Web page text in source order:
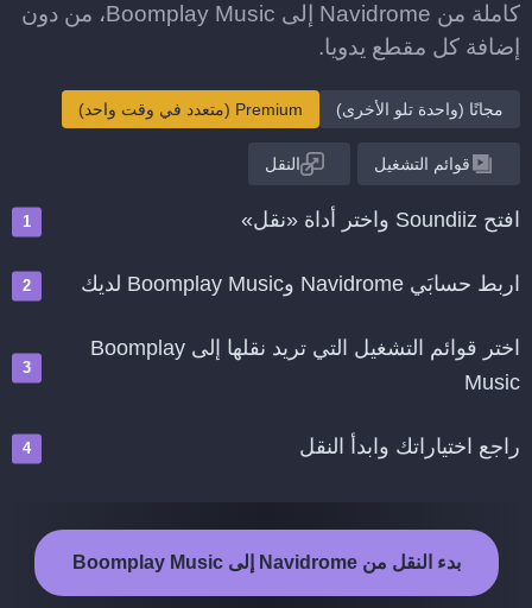
كاملة من Navidrome إلى Boomplay Music، من دون
إضافة كل مقطع يدويا.
مجانًا (واحدة تلو الأخرى) Premium (متعدد في وقت واحد)
قوائم التشغيل النقل
افتح Soundiiz واختر أداة «نقل»
اربط حسابَي Navidrome وBoomplay Music لديك
اختر قوائم التشغيل التي تريد نقلها إلى Boomplay
Music
راجع اختياراتك وابدأ النقل
بدء النقل من Navidrome إلى Boomplay Music